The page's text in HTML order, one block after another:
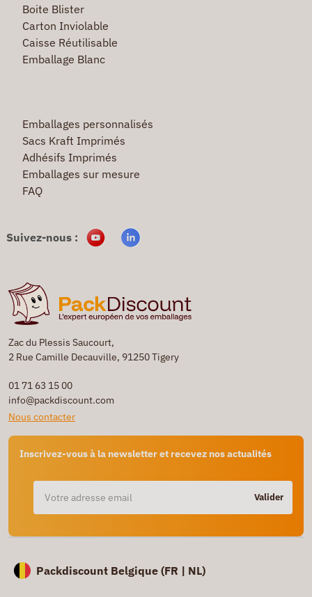
Zac du Plessis Saucourt,
2 Rue Camille Decauville, 91250 Tigery
01 71 63 15 00
info@packdiscount.com
Nous contacter
Inscrivez-vous à la newsletter et recevez nos actualités
Valider
Boite Blister
Carton Inviolable
Caisse Réutilisable
Emballage Blanc
Emballages personnalisés
Sacs Kraft Imprimés
Adhésifs Imprimés
Emballages sur mesure
FAQ
Suivez-nous :
Packdiscount Belgique (FR | NL)